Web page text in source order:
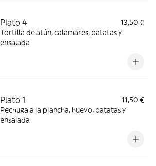
Plato 4
13,50 €
Tortilla de atún, calamares, patatas y
ensalada
Plato 1
11,50 €
Pechuga a la plancha, huevo, patatas y
ensalada